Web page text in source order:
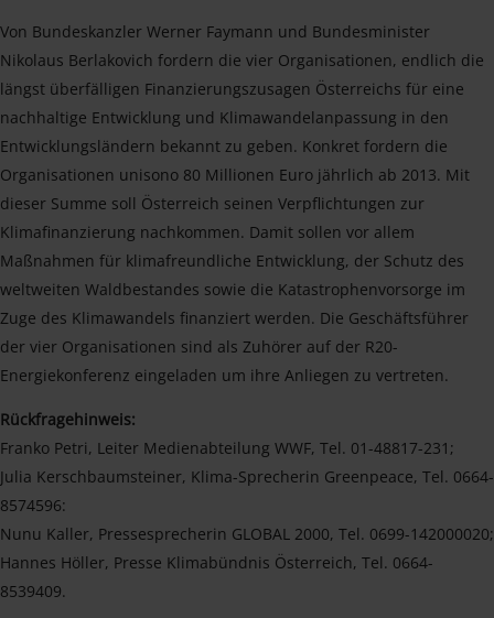
Von Bundeskanzler Werner Faymann und Bundesminister
Nikolaus Berlakovich fordern die vier Organisationen, endlich die
längst überfälligen Finanzierungszusagen Österreichs für eine
nachhaltige Entwicklung und Klimawandelanpassung in den
Entwicklungsländern bekannt zu geben. Konkret fordern die
Organisationen unisono 80 Millionen Euro jährlich ab 2013. Mit
dieser Summe soll Österreich seinen Verpflichtungen zur
Klimafinanzierung nachkommen. Damit sollen vor allem
Maßnahmen für klimafreundliche Entwicklung, der Schutz des
weltweiten Waldbestandes sowie die Katastrophenvorsorge im
Zuge des Klimawandels finanziert werden. Die Geschäftsführer
der vier Organisationen sind als Zuhörer auf der R20-
Energiekonferenz eingeladen um ihre Anliegen zu vertreten.
Rückfragehinweis:
Franko Petri, Leiter Medienabteilung WWF, Tel. 01-48817-231;
Julia Kerschbaumsteiner, Klima-Sprecherin Greenpeace, Tel. 0664-
8574596:
Nunu Kaller, Pressesprecherin GLOBAL 2000, Tel. 0699-142000020;
Hannes Höller, Presse Klimabündnis Österreich, Tel. 0664-
8539409.